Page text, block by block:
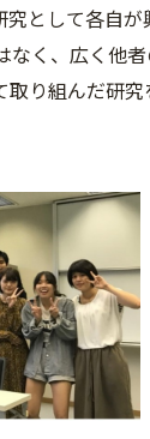
として各自
く、広く他
り組んだ研